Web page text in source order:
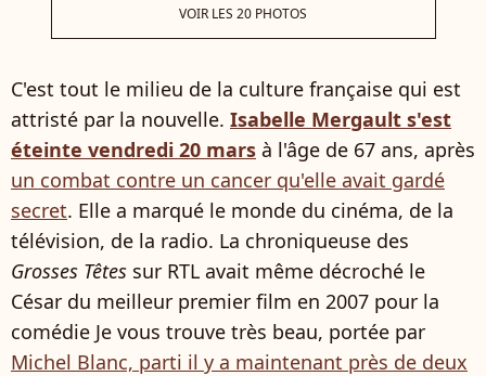
VOIR LES 20 PHOTOS
C'est tout le milieu de la culture française qui est
attristé par la nouvelle. Isabelle Mergault s'est
éteinte vendredi 20 mars à l'âge de 67 ans, après
un combat contre un cancer qu'elle avait gardé
secret. Elle a marqué le monde du cinéma, de la
télévision, de la radio. La chroniqueuse des
Grosses Têtes sur RTL avait même décroché le
César du meilleur premier film en 2007 pour la
comédie Je vous trouve très beau, portée par
Michel Blanc, parti il y a maintenant près de deux